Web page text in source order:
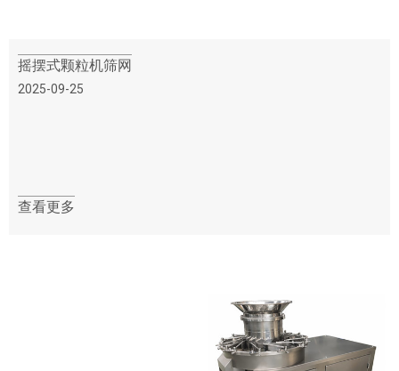
摇摆式颗粒机筛网
2025-09-25
查看更多